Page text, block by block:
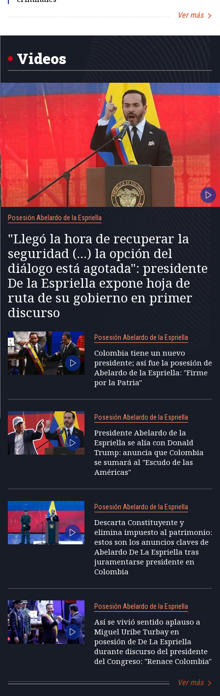
Ver más
1
Videos
Posesión Abelardo de la Espriella
"Llegó la hora de recuperar la
seguridad (...) la opción del
diálogo está agotada": presidente
De la Espriella expone hoja de
ruta de su gobierno en primer
discurso
Posesión Abelardo de la Espriella
Colombia tiene un nuevo
presidente; así fue la posesión de
Abelardo de la Espriella: "Firme
por la Patria"
Posesión Abelardo de la Espriella
Presidente Abelardo de la
Espriella se alía con Donald
Trump: anuncia que Colombia
se sumará al "Escudo de las
Américas"
Posesión Abelardo de la Espriella
Descarta Constituyente y
elimina impuesto al patrimonio:
estos son los anuncios claves de
Abelardo De La Espriella tras
juramentarse presidente en
Colombia
Posesión Abelardo de la Espriella
Así se vivió sentido aplauso a
Miguel Uribe Turbay en
posesión de De La Espriella
durante discurso del presidente
del Congreso: "Renace Colombia"
Ver más